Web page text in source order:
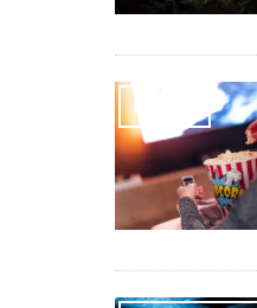
FILMEK